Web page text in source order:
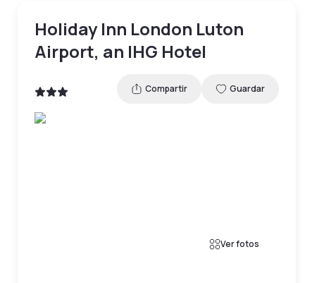
Holiday Inn London Luton
Airport, an IHG Hotel
Compartir Guardar
Ver fotos